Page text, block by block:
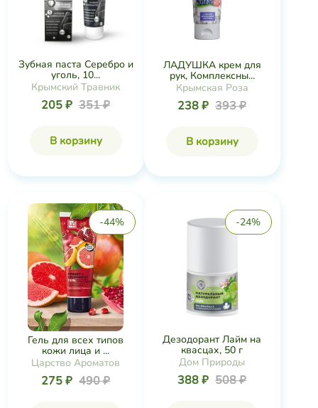
Зубная паста Серебро и
уголь, 10...
Крымский Травник
205 ₽ 351 ₽
В корзину
ЛАДУШКА крем для
рук, Комплексны...
Крымская Роза
238 ₽ 393 ₽
В корзину
-44%
Гель для всех типов
кожи лица и ...
Царство Ароматов
275 ₽ 490 ₽
-24%
Дезодорант Лайм на
квасцах, 50 г
Дом Природы
388 ₽ 508 ₽